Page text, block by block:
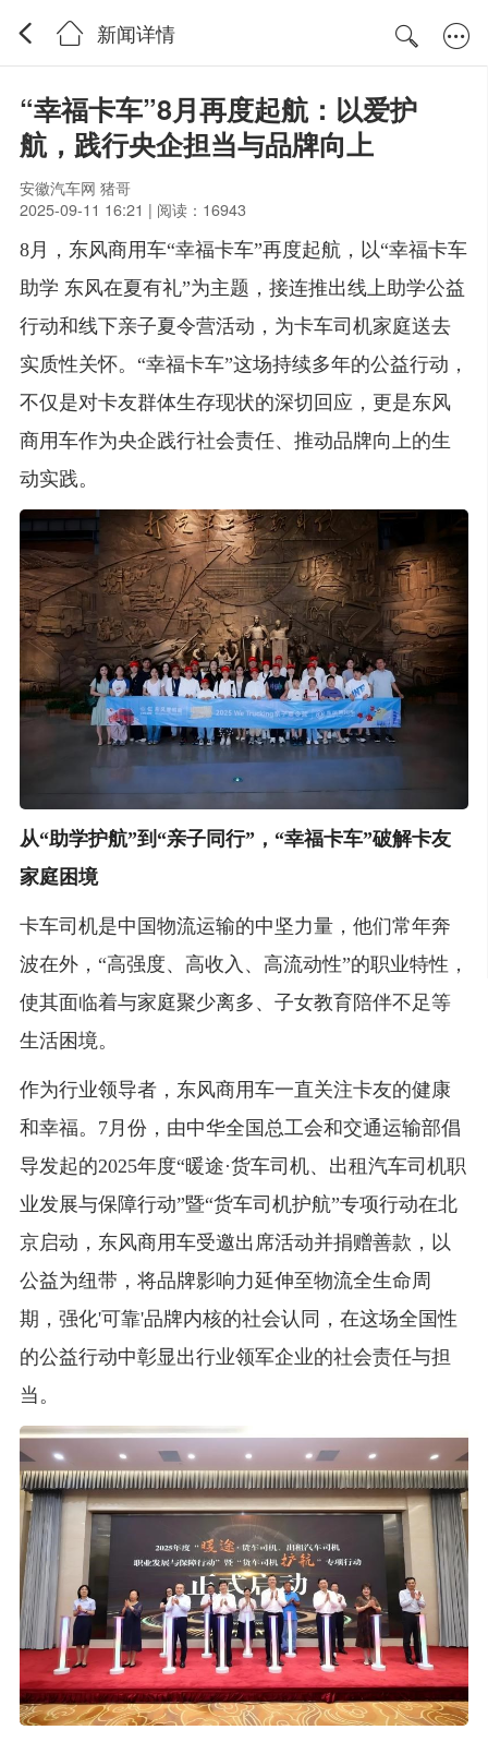
新闻详情
“幸福卡车”8月再度起航：以爱护
航，践行央企担当与品牌向上
安徽汽车网 猪哥
2025-09-11 16:21 | 阅读：16943
8月，东风商用车“幸福卡车”再度起航，以“幸福卡车
助学 东风在夏有礼”为主题，接连推出线上助学公益
行动和线下亲子夏令营活动，为卡车司机家庭送去
实质性关怀。“幸福卡车”这场持续多年的公益行动，
不仅是对卡友群体生存现状的深切回应，更是东风
商用车作为央企践行社会责任、推动品牌向上的生
动实践。
从“助学护航”到“亲子同行”，“幸福卡车”破解卡友
家庭困境
卡车司机是中国物流运输的中坚力量，他们常年奔
波在外，“高强度、高收入、高流动性”的职业特性，
使其面临着与家庭聚少离多、子女教育陪伴不足等
生活困境。
作为行业领导者，东风商用车一直关注卡友的健康
和幸福。7月份，由中华全国总工会和交通运输部倡
导发起的2025年度“暖途·货车司机、出租汽车司机职
业发展与保障行动”暨“货车司机护航”专项行动在北
京启动，东风商用车受邀出席活动并捐赠善款，以
公益为纽带，将品牌影响力延伸至物流全生命周
期，强化'可靠'品牌内核的社会认同，在这场全国性
的公益行动中彰显出行业领军企业的社会责任与担
当。